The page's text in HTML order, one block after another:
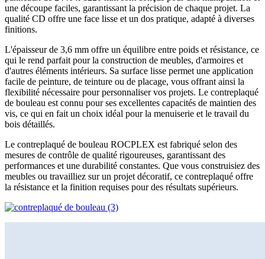
une découpe faciles, garantissant la précision de chaque projet. La
qualité CD offre une face lisse et un dos pratique, adapté à diverses
finitions.
L'épaisseur de 3,6 mm offre un équilibre entre poids et résistance, ce
qui le rend parfait pour la construction de meubles, d'armoires et
d'autres éléments intérieurs. Sa surface lisse permet une application
facile de peinture, de teinture ou de placage, vous offrant ainsi la
flexibilité nécessaire pour personnaliser vos projets. Le contreplaqué
de bouleau est connu pour ses excellentes capacités de maintien des
vis, ce qui en fait un choix idéal pour la menuiserie et le travail du
bois détaillés.
Le contreplaqué de bouleau ROCPLEX est fabriqué selon des
mesures de contrôle de qualité rigoureuses, garantissant des
performances et une durabilité constantes. Que vous construisiez des
meubles ou travailliez sur un projet décoratif, ce contreplaqué offre
la résistance et la finition requises pour des résultats supérieurs.